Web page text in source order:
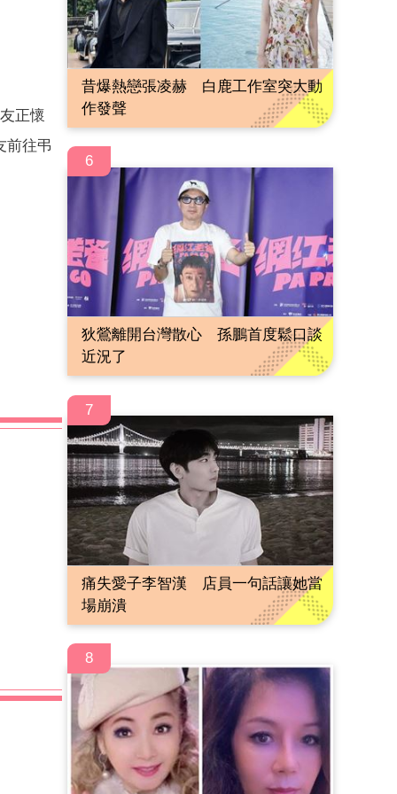
正懷
前往弔
昔爆熱戀張凌赫 白鹿工作室突大動
作發聲
6
狄鶯離開台灣散心 孫鵬首度鬆口談
近況了
7
痛失愛子李智漢 店員一句話讓她當
場崩潰
8